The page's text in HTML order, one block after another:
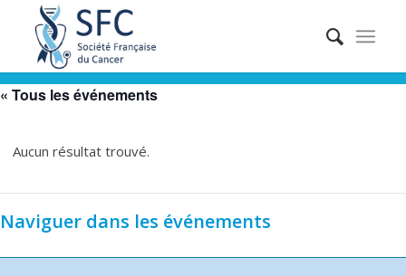
« Tous les événements
Aucun résultat trouvé.
Naviguer dans les événements